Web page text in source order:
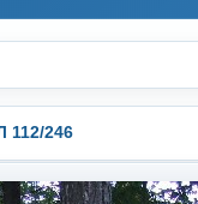
112/246